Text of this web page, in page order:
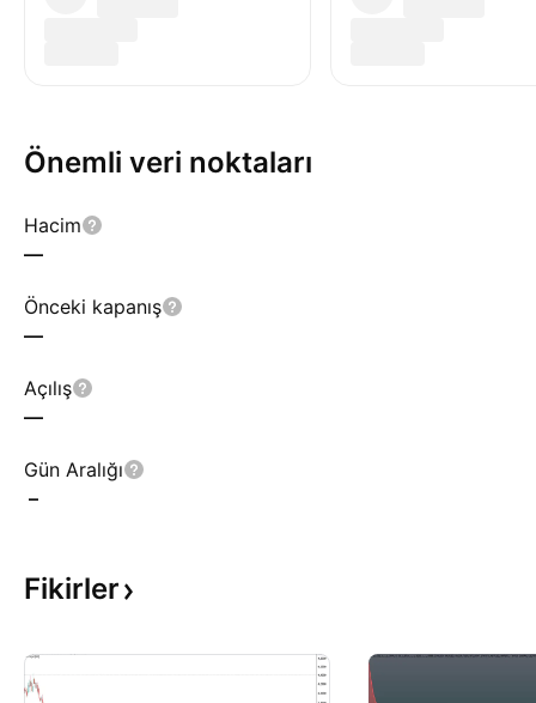
Önemli veri noktaları
Hacim
—
Önceki kapanış
—
Açılış
—
Gün Aralığı
–
Fikirler